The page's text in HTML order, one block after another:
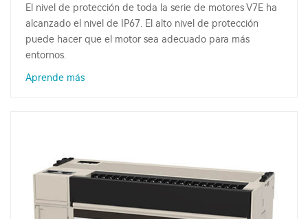
El nivel de protección de toda la serie de motores V7E ha
alcanzado el nivel de IP67. El alto nivel de protección
puede hacer que el motor sea adecuado para más
entornos.
Aprende más